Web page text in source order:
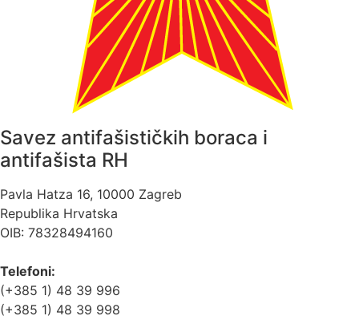
Savez antifašističkih boraca i
antifašista RH
Pavla Hatza 16, 10000 Zagreb
Republika Hrvatska
OIB: 78328494160
Telefoni:
(+385 1) 48 39 996
(+385 1) 48 39 998